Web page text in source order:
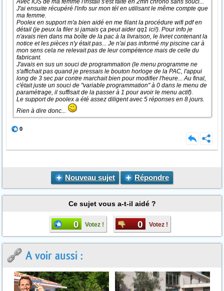
Avec IOS de ma femme l'install s'est faite en 2mn chrono sans souci...
J'ai ensuite récupéré l'info sur mon tél en utilisant le même compte que
ma femme.
Poolex en support m'a bien aidé en me filant la procédure wifi pdf en
détail (je peux la filer si jamais ça peut aider qq1 ici!). Pour info je
n'avais rien dans ma boîte de la pac à la livraison, le livret contenant la
notice et les pièces n'y était pas... Je n'ai pas informé my piscine car à
mon sens cela ne relevait pas de leur compétence mais de celle du
fabricant.
J'avais en sus un souci de programmation (le menu programme ne
s'affichait pas quand je pressais le bouton horloge de la PAC, l'appui
long de 3 sec par contre marchait bien pour modifier l'heure... Au final,
c'était juste un souci de "variable programmation" à 0 dans le menu de
paramétrage, il suffisait de la passer à 1 pour avoir le menu actif).
Le support de poolex a été assez diligent avec 5 réponses en 8 jours.
Rien à dire donc...
0
Nouveau sujet Répondre
Ce sujet vous a-t-il aidé ?
0 Votez ! 0 Votez !
A voir aussi :